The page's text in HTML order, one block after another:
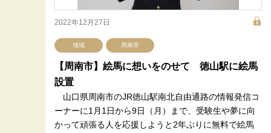
2022年12月27日
地域 周南市
【周南市】絵馬に想いをのせて 徳山駅に絵馬
設置
山口県周南市のJR徳山駅南北自由通路の情報発信コ
ーナーに1月1日から9日（月）まで、受験生や夢に向
かって頑張る人を応援しようと2年ぶりに無料で絵馬